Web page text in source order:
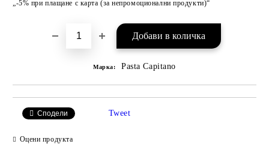
„-5% при плащане с карта (за непромоционални продукти)“
Марка: Pasta Capitano
Сподели Tweet
Оцени продукта